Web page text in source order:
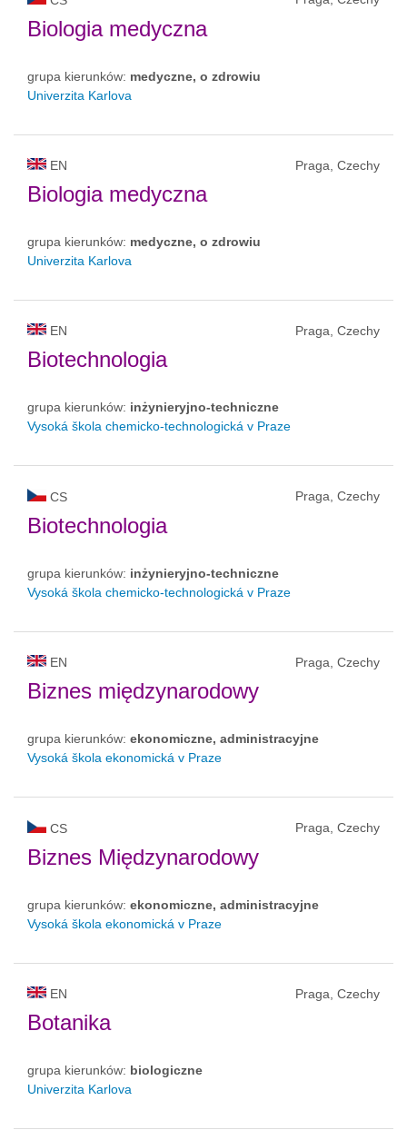
Biologia medyczna
grupa kierunków: medyczne, o zdrowiu
Univerzita Karlova
EN Praga, Czechy
Biologia medyczna
grupa kierunków: medyczne, o zdrowiu
Univerzita Karlova
EN Praga, Czechy
Biotechnologia
grupa kierunków: inżynieryjno-techniczne
Vysoká škola chemicko-technologická v Praze
CS Praga, Czechy
Biotechnologia
grupa kierunków: inżynieryjno-techniczne
Vysoká škola chemicko-technologická v Praze
EN Praga, Czechy
Biznes międzynarodowy
grupa kierunków: ekonomiczne, administracyjne
Vysoká škola ekonomická v Praze
CS Praga, Czechy
Biznes Międzynarodowy
grupa kierunków: ekonomiczne, administracyjne
Vysoká škola ekonomická v Praze
EN Praga, Czechy
Botanika
grupa kierunków: biologiczne
Univerzita Karlova